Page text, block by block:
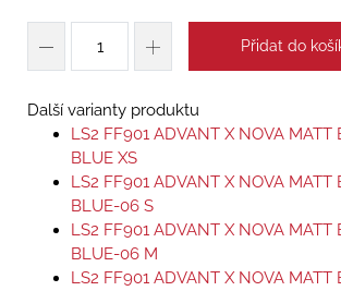
Přidat do
Další varianty produktu
LS2 FF901 ADVANT X NOVA MATT
BLUE XS
LS2 FF901 ADVANT X NOVA MATT
BLUE-06 S
LS2 FF901 ADVANT X NOVA MATT
BLUE-06 M
LS2 FF901 ADVANT X NOVA MATT